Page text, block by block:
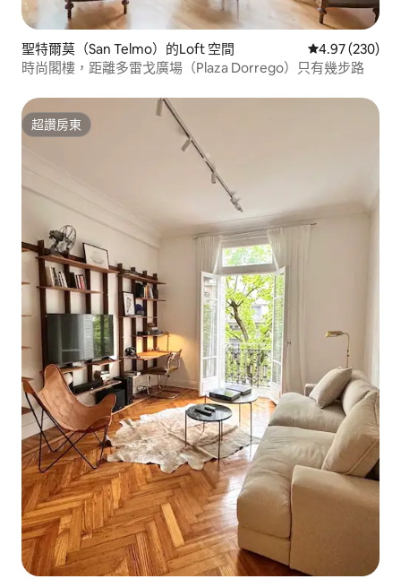
聖特爾莫（San Telmo）的Loft 空間 從 230 則評價
4.97 (230)
時尚閣樓，距離多雷戈廣場（Plaza Dorrego）只有幾步路
超讚房東
超讚房東